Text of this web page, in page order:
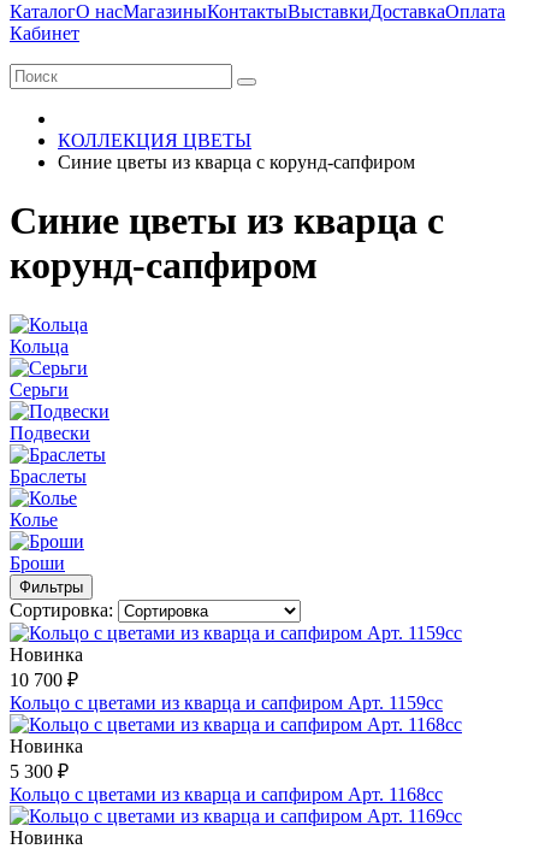
КаталогО насМагазиныКонтактыВыставкиДоставкаОплата
Кабинет
КОЛЛЕКЦИЯ ЦВЕТЫ
Синие цветы из кварца с корунд-сапфиром
Синие цветы из кварца с
корунд-сапфиром
Кольца
Серьги
Подвески
Браслеты
Колье
Броши
Фильтры
Сортировка:
Новинка
10 700 ₽
Кольцо с цветами из кварца и сапфиром Арт. 1159сс
Новинка
5 300 ₽
Кольцо с цветами из кварца и сапфиром Арт. 1168сс
Новинка